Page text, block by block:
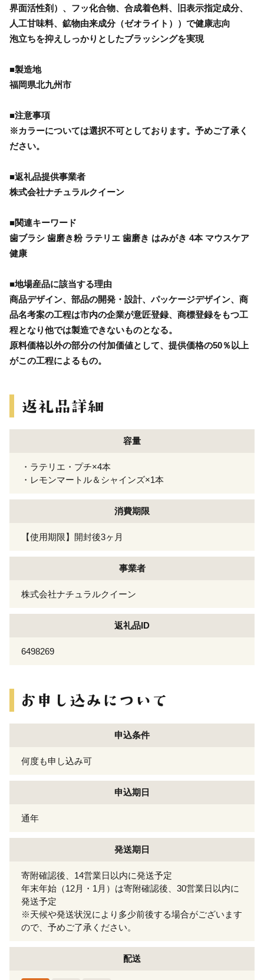
界面活性剤）、フッ化合物、合成着色料、旧表示指定成分、
人工甘味料、鉱物由来成分（ゼオライト））で健康志向
泡立ちを抑えしっかりとしたブラッシングを実現
■製造地
福岡県北九州市
■注意事項
※カラーについては選択不可としております。予めご了承く
ださい。
■返礼品提供事業者
株式会社ナチュラルクイーン
■関連キーワード
歯ブラシ 歯磨き粉 ラテリエ 歯磨き はみがき 4本 マウスケア
健康
■地場産品に該当する理由
商品デザイン、部品の開発・設計、パッケージデザイン、商
品名考案の工程は市内の企業が意匠登録、商標登録をもつ工
程となり他では製造できないものとなる。
原料価格以外の部分の付加価値として、提供価格の50％以上
がこの工程によるもの。
容量
・ラテリエ・プチ×4本
・レモンマートル＆シャインズ×1本
消費期限
【使用期限】開封後3ヶ月
事業者
株式会社ナチュラルクイーン
返礼品ID
6498269
申込条件
何度も申し込み可
申込期日
通年
発送期日
寄附確認後、14営業日以内に発送予定
年末年始（12月・1月）は寄附確認後、30営業日以内に
発送予定
※天候や発送状況により多少前後する場合がございます
ので、予めご了承ください。
配送